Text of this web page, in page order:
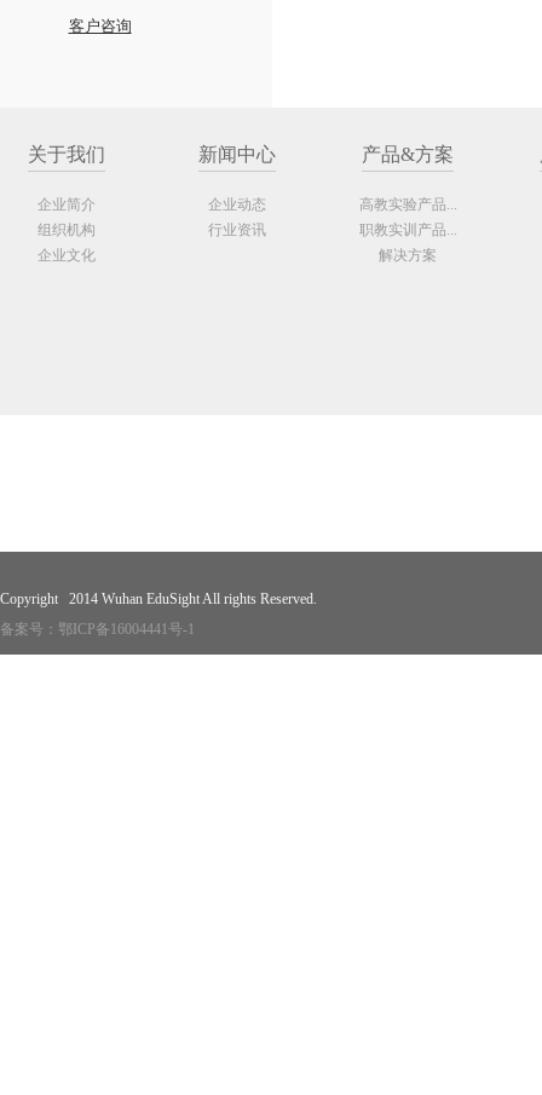
客户咨询
关于我们
企业简介
组织机构
企业文化
新闻中心
企业动态
行业资讯
产品&方案
高教实验产品...
职教实训产品...
解决方案
Copyright 2014 Wuhan EduSight All rights Reserved.
备案号： 鄂ICP备16004441号-1